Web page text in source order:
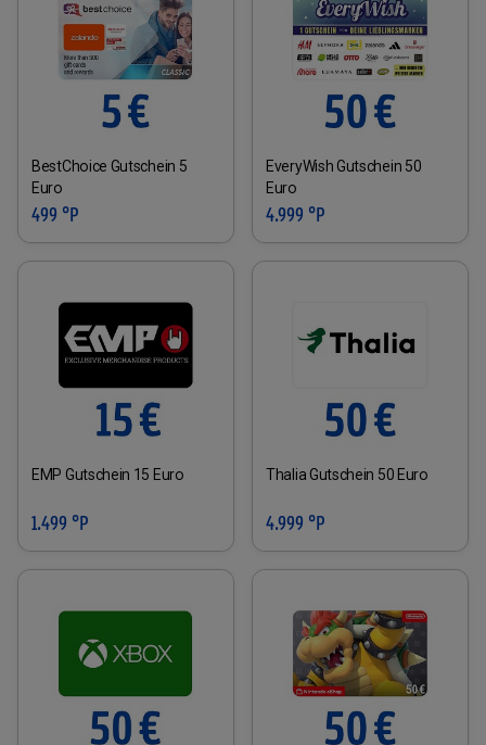
BestChoice Gutschein 5
Euro
499 °P
EveryWish Gutschein 50
Euro
4.999 °P
EMP Gutschein 15 Euro
1.499 °P
Thalia Gutschein 50 Euro
4.999 °P